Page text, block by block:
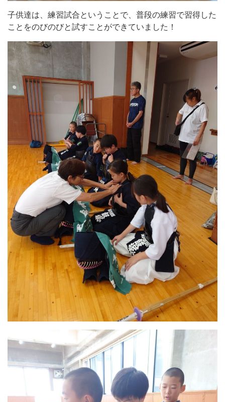
子供達は、練習試合ということで、普段の練習で習得した
ことをのびのびと試すことができていました！